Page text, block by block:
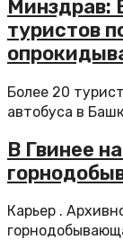
Минздрав:
туристов
Более 20
автобуса в
В Гвинее
Карьер .